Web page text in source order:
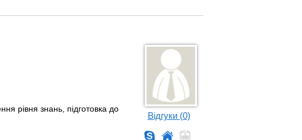
Відгуки (0)
рівня знань, підготовка до